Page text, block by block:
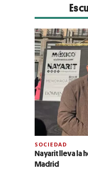
SOCIEDAD
Nayarit lleva la
Madrid